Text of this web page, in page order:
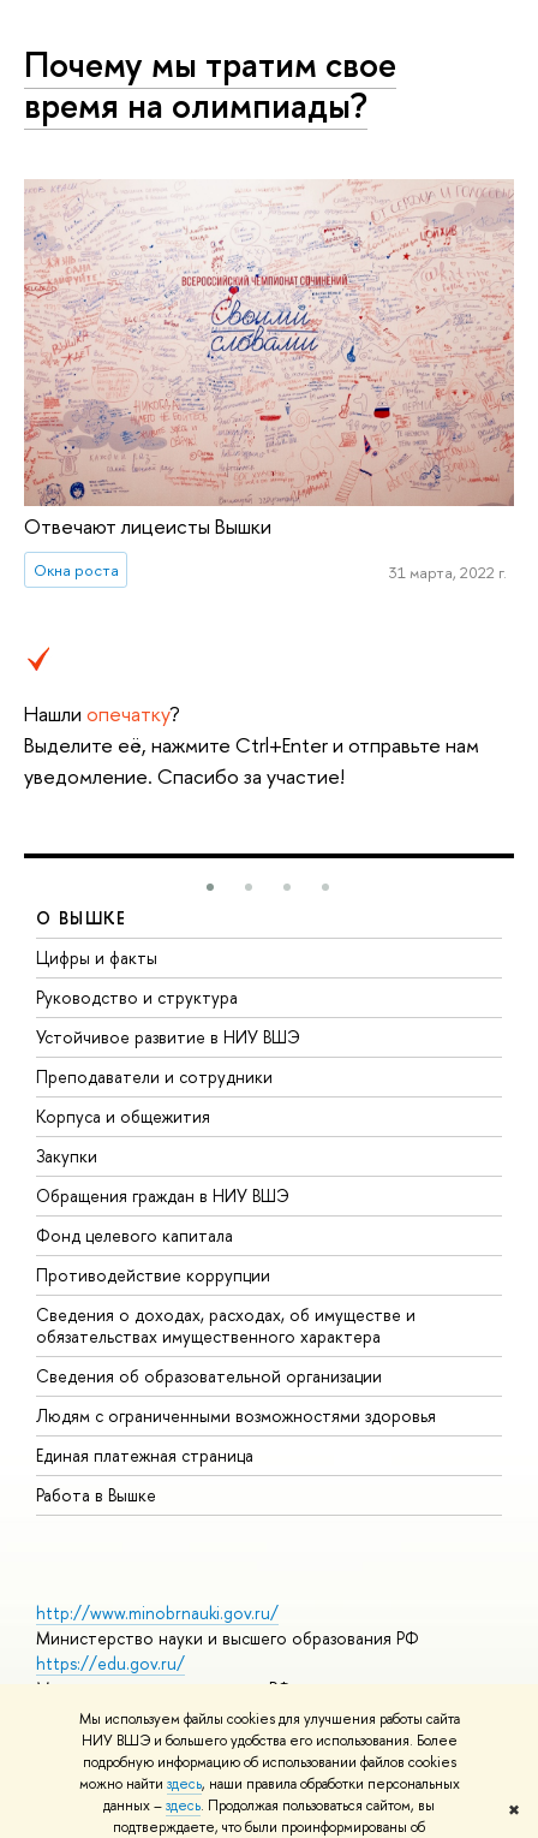
Мы используем файлы cookies для улучшения работы сайта
НИУ ВШЭ и большего удобства его использования. Более
подробную информацию об использовании файлов cookies
можно найти здесь, наши правила обработки персональных
данных –здесь. Продолжая пользоваться сайтом, вы
подтверждаете, что были проинформированы об
✖
Почему мы тратим свое
время на олимпиады?
Отвечают лицеисты Вышки
Окна роста 31 марта, 2022 г.
Нашли опечатку?
Выделите её, нажмите Ctrl+Enter и отправьте нам
уведомление. Спасибо за участие!
О ВЫШКЕ
Цифры и факты
Руководство и структура
Устойчивое развитие в НИУ ВШЭ
Преподаватели и сотрудники
Корпуса и общежития
Закупки
Обращения граждан в НИУ ВШЭ
Фонд целевого капитала
Противодействие коррупции
Сведения о доходах, расходах, об имуществе и
обязательствах имущественного характера
Сведения об образовательной организации
Людям с ограниченными возможностями здоровья
Единая платежная страница
Работа в Вышке
http://www.minobrnauki.gov.ru/
Министерство науки и высшего образования РФ
https://edu.gov.ru/
Министерство просвещения РФ
https://elearning.hse.ru/mooc
Массовые открытые онлайн-курсы
© НИУ ВШЭ 1993–2026 Адреса и контактыУсловия